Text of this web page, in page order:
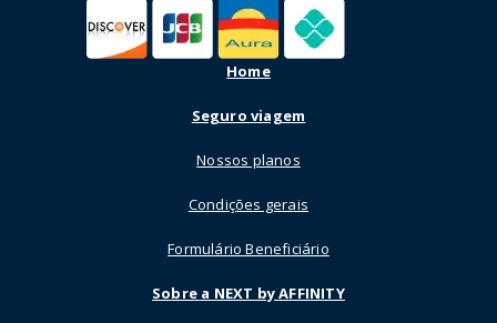
Home
Seguro viagem
Nossos planos
Condições gerais
Formulário Beneficiário
Sobre a NEXT by AFFINITY